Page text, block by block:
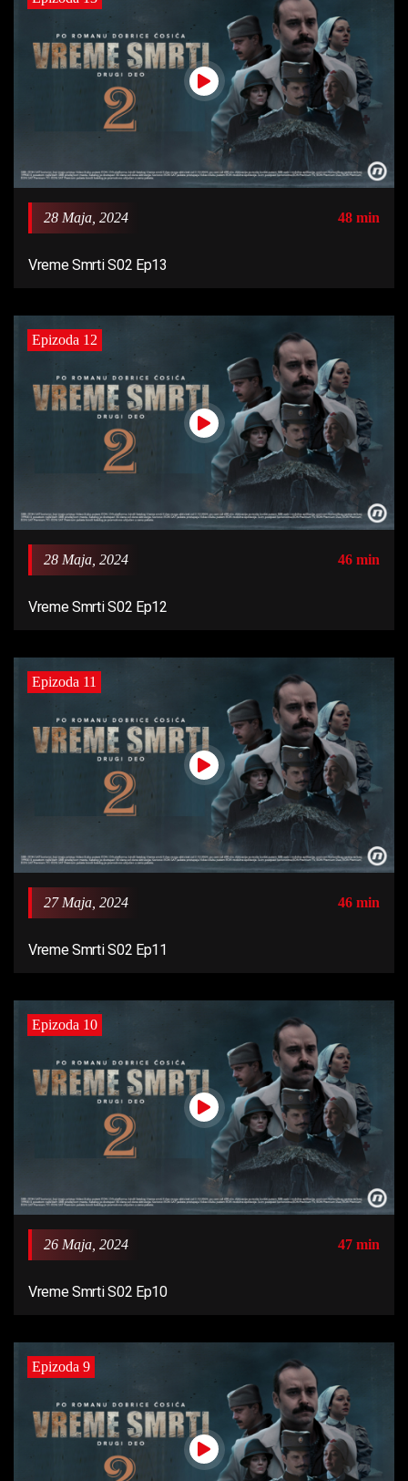
28 Maja, 2024 48 min
Vreme Smrti S02 Ep13
Epizoda 12
28 Maja, 2024 46 min
Vreme Smrti S02 Ep12
Epizoda 11
27 Maja, 2024 46 min
Vreme Smrti S02 Ep11
Epizoda 10
26 Maja, 2024 47 min
Vreme Smrti S02 Ep10
Epizoda 9